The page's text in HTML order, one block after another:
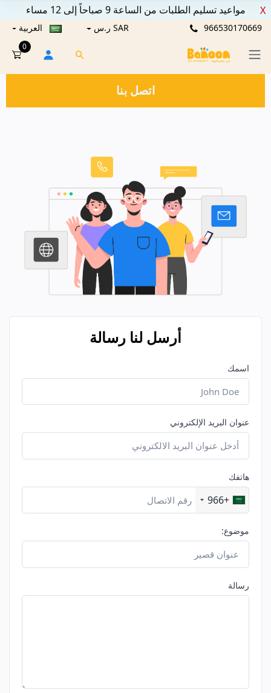
مواعيد تسليم الطلبات من الساعة 9 صباحاً إلى 12 مساء X
966530170669 SAR ر.س العربية
0
اتصل بنا
أرسل لنا رسالة
اسمك
عنوان البريد الإلكتروني
هاتفك
+966
موضوع:
رسالة